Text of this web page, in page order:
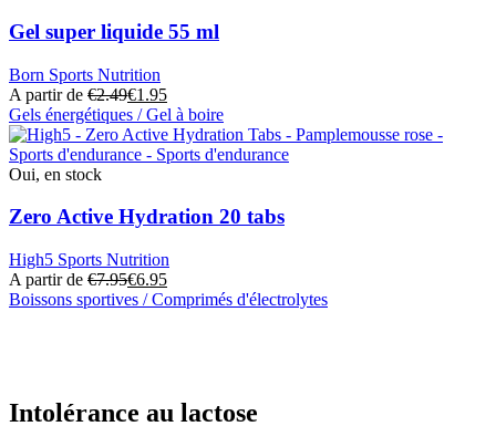
produit
Les
options
peuvent
être
choisies
sur
la
page
du
produit
Gel super liquide 55 ml
Born Sports Nutrition
A partir de €2.49€1.95
Gels énergétiques / Gel à boire
Ce
produit
a
variantes.
options
peuvent
être
choisies
produit
Oui, en stock
Zero Active Hydration 20 tabs
High5 Sports Nutrition
A partir de €7.95€6.95
Boissons sportives / Comprimés d'électrolytes
Les
Intolérance au lactose